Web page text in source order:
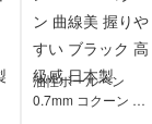
油性ボールペン
0.7mm コクーン 曲